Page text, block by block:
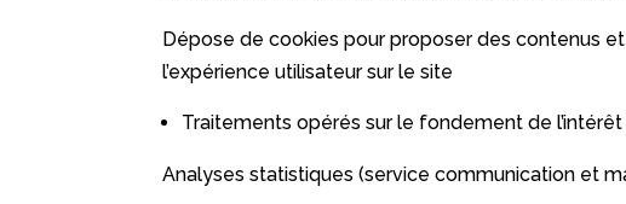
Dépose de cookies pour proposer des contenus
l’expérience utilisateur sur le site
Traitements opérés sur le fondement de
Analyses statistiques (service communication et